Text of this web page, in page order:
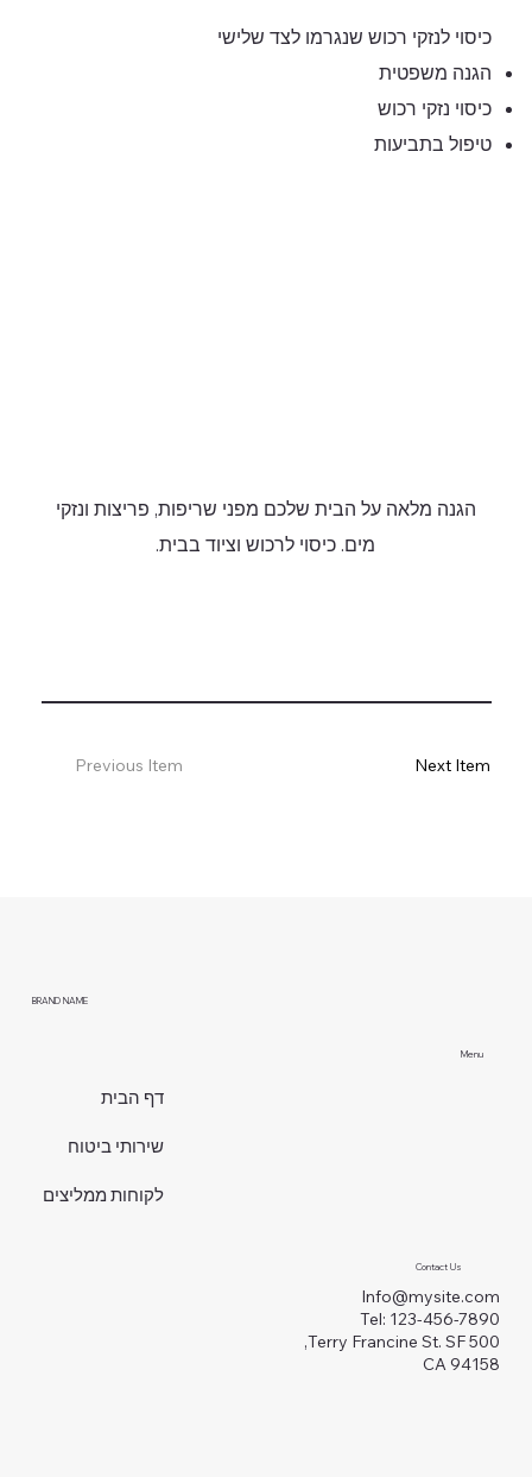
כיסוי לנזקי רכוש שנגרמו לצד שלישי
הגנה משפטית
כיסוי נזקי רכוש
טיפול בתביעות
הגנה מלאה על הבית שלכם מפני שריפות, פריצות ונזקי
מים. כיסוי לרכוש וציוד בבית.
Next Item
Previous Item
Contact Us
Info@mysite.com
Tel: 123-456-7890
500 Terry Francine St. SF,
CA 94158
Menu
דף הבית
שירותי ביטוח
לקוחות ממליצים
BRAND NAME